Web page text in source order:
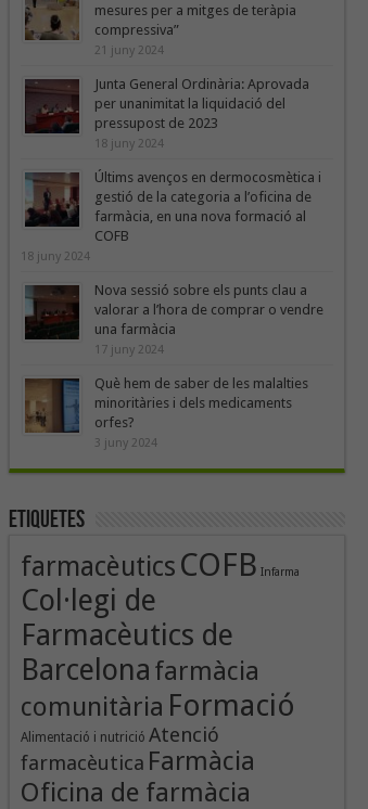
mesures per a mitges de teràpia
compressiva”
21 juny 2024
Junta General Ordinària: Aprovada
per unanimitat la liquidació del
pressupost de 2023
18 juny 2024
Últims avenços en dermocosmètica i
gestió de la categoria a l’oficina de
farmàcia, en una nova formació al
COFB
18 juny 2024
Nova sessió sobre els punts clau a
valorar a l’hora de comprar o vendre
una farmàcia
17 juny 2024
Què hem de saber de les malalties
minoritàries i dels medicaments
orfes?
3 juny 2024
Etiquetes
farmacèutics COFB Infarma
Col·legi de
Farmacèutics de
Barcelona farmàcia
comunitària Formació
Alimentació i nutrició Atenció
farmacèutica Farmàcia
Oficina de farmàcia